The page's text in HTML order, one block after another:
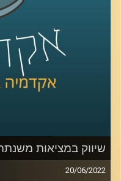
לשיחה עם אופיר רייכמן
לשיחה עם אופיר רייכמן
שיווק במציאות
20/06/2022